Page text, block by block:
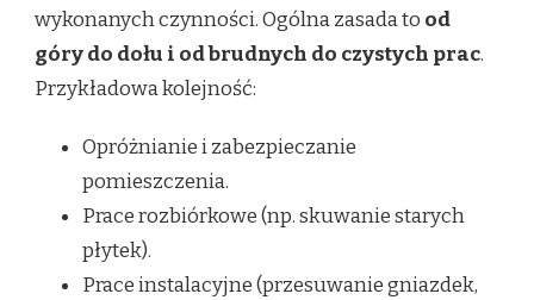
wykonanych czynności. Ogólna zasada to od
góry do dołu i od brudnych do czystych prac.
Przykładowa kolejność:
Opróżnianie i zabezpieczanie
pomieszczenia.
Prace rozbiórkowe (np. skuwanie starych
płytek).
Prace instalacyjne (przesuwanie gniazdek,